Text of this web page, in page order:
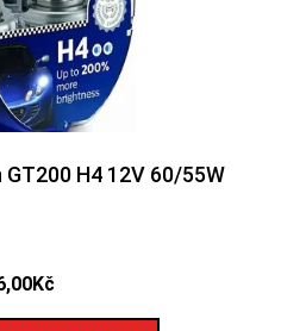
H4 12V 60/55W
Kč